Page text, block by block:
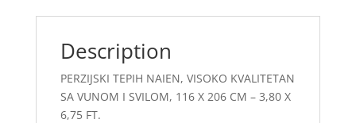
Description
PERZIJSKI TEPIH NAIEN, VISOKO KVALITETAN
SA VUNOM I SVILOM, 116 X 206 CM – 3,80 X
6,75 FT.